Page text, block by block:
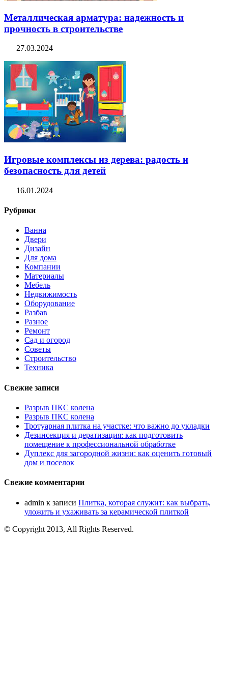
Металлическая арматура: надежность и
прочность в строительстве
27.03.2024
Игровые комплексы из дерева: радость и
безопасность для детей
16.01.2024
Рубрики
Ванна
Двери
Дизайн
Для дома
Компании
Материалы
Мебель
Недвижимость
Оборудование
Разбав
Разное
Ремонт
Сад и огород
Советы
Строительство
Техника
Свежие записи
Разрыв ПКС колена
Разрыв ПКС колена
Тротуарная плитка на участке: что важно до укладки
Дезинсекция и дератизация: как подготовить
помещение к профессиональной обработке
Дуплекс для загородной жизни: как оценить готовый
дом и поселок
Свежие комментарии
admin к записи Плитка, которая служит: как выбрать,
уложить и ухаживать за керамической плиткой
© Copyright 2013, All Rights Reserved.